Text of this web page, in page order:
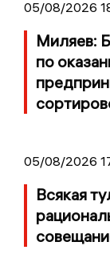
05/08/2026
Миляев:
по
05/08/2026
Всякая